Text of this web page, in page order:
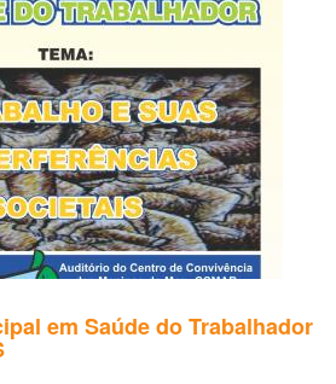
em Saúde do Trabalhador